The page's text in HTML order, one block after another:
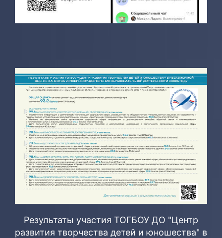
Результаты участия ТОГБОУ ДО "Центр
развития творчества детей и юношества" в